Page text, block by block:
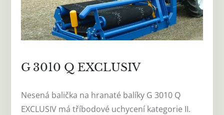
G 3010 Q EXCLUSIV
Nesená balička na hranaté balíky G 3010 Q
EXCLUSIV má tříbodové uchycení kategorie II.